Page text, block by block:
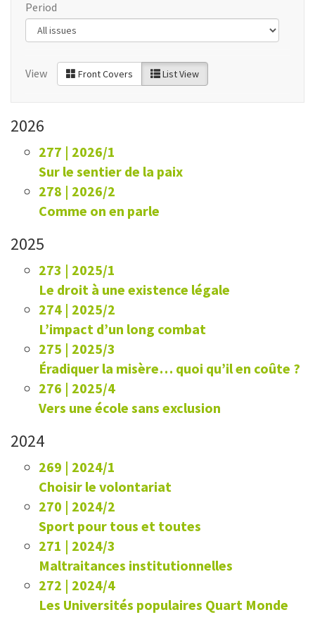
Period
View Front Covers List View
2026
277 | 2026/1
Sur le sentier de la paix
278 | 2026/2
Comme on en parle
2025
273 | 2025/1
Le droit à une existence légale
274 | 2025/2
L’impact d’un long combat
275 | 2025/3
Éradiquer la misère… quoi qu’il en coûte ?
276 | 2025/4
Vers une école sans exclusion
2024
269 | 2024/1
Choisir le volontariat
270 | 2024/2
Sport pour tous et toutes
271 | 2024/3
Maltraitances institutionnelles
272 | 2024/4
Les Universités populaires Quart Monde